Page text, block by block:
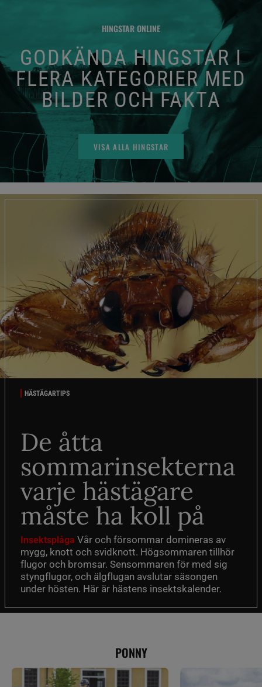
HINGSTAR ONLINE
GODKÄNDA HINGSTAR I
FLERA KATEGORIER MED
BILDER OCH FAKTA
VISA ALLA HINGSTAR
HÄSTÄGARTIPS
De åtta
sommarinsekterna
varje hästägare
måste ha koll på
Insektsplåga Vår och försommar domineras av
mygg, knott och svidknott. Högsommaren tillhör
flugor och bromsar. Sensommaren för med sig
styngflugor, och älgflugan avslutar säsongen
under hösten. Här är hästens insektskalender.
PONNY